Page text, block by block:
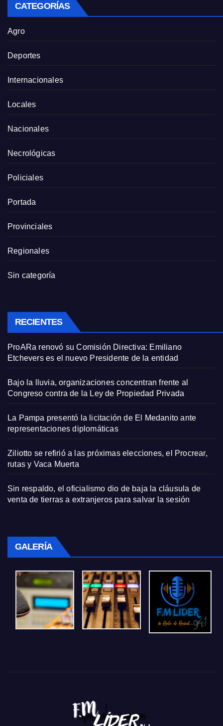
CATEGORÍAS
Agro
Deportes
Internacionales
Locales
Nacionales
Necrológicas
Policiales
Portada
Provinciales
Regionales
Sin categoría
RECIENTES
ProARa renovó su Comisión Directiva: Emiliano
Etchevers es el nuevo Presidente de la entidad
Bajo la lluvia, organizaciones concentran frente al
Congreso contra de la Ley de Propiedad Privada
La Pampa presentó la licitación de El Medanito ante
representaciones diplomáticas
Ziliotto se refirió a las próximas elecciones, el Procrear,
rutas y Vaca Muerta
Sin respaldo, el oficialismo dio de baja la cláusula de
venta de tierras a extranjeros para salvar la sesión
GALERÍA